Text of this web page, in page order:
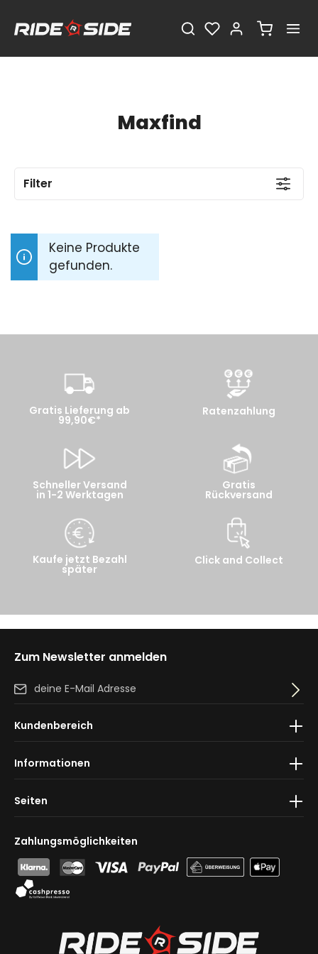
Maxfind
Filter
Keine Produkte
gefunden.
Gratis Lieferung ab
99,90€*
Schneller Versand
in 1-2 Werktagen
Kaufe jetzt Bezahl
später
Ratenzahlung
Gratis
Rückversand
Click and Collect
Zum Newsletter anmelden
E-Mail-Adresse*
genommen und die
einverstanden.
Zahlungsmöglichkeiten
Kundenbereich
Informationen
Seiten